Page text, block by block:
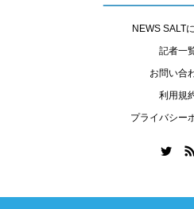
NEWS SALT
記者一
お問い合
利用規
プライバシー